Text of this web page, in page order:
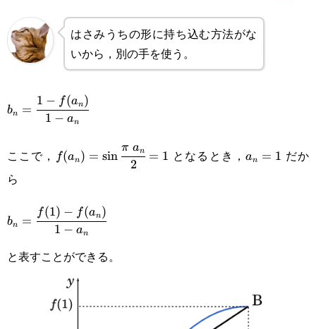
はさみうちの形に持ち込む方法がな
いから，別の手を使う。
b_n=\cfrac{1-
f(a_n)}{1-
a_n}
bn =
1 − an
1 − f(an)
ここで，
f(a_n)=\sin\cfrac{\pi a_n}
f(an) = sin
2
π an = 1 となるとき， an = 1 だか
ら
b_n=\cfrac{f(1)-
f(a_n)}{1-a_n}
bn =
1 − an
f(1) − f(an)
と表すことができる。